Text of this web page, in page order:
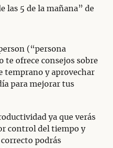
las 5 de la mañana” de
(“persona
te ofrece consejos sobre
temprano y aprovechar
para mejorar tus
ya que verás
control del tiempo y
podrás